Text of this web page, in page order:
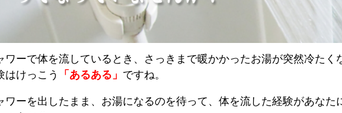
ワーで体を流しているとき、さっきまで暖かかったお湯が突然冷たく
はけっこう
「あるある」 ですね。
ワーを出したまま、お湯になるのを待って、体を流した経験があなた